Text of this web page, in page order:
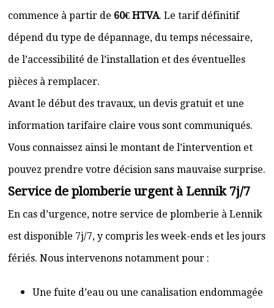
commence à partir de 60€ HTVA. Le tarif définitif
dépend du type de dépannage, du temps nécessaire,
de l’accessibilité de l’installation et des éventuelles
pièces à remplacer.
Avant le début des travaux, un devis gratuit et une
information tarifaire claire vous sont communiqués.
Vous connaissez ainsi le montant de l’intervention et
pouvez prendre votre décision sans mauvaise surprise.
Service de plomberie urgent à Lennik 7j/7
En cas d’urgence, notre service de plomberie à Lennik
est disponible 7j/7, y compris les week-ends et les jours
fériés. Nous intervenons notamment pour :
Une fuite d’eau ou une canalisation endommagée